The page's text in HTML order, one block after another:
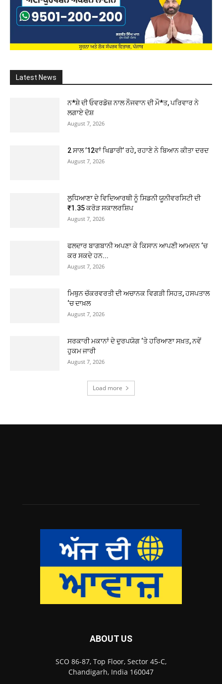
Latest News
ਨ*ਸ਼ੇ ਦੀ ਓਵਰਡੋਜ਼ ਨਾਲ ਨੌਜਵਾਨ ਦੀ ਮੌ*ਤ, ਪਰਿਵਾਰ ਨੇ
ਲਗਾਏ ਦੋਸ਼
August 7, 2026
2 ਸਾਲ ’12ਵਾਂ ਖਿਡਾਰੀ’ ਰਹੇ, ਰਹਾਣੇ ਨੇ ਬਿਆਨ ਕੀਤਾ ਦਰਦ
August 7, 2026
ਲੁਧਿਆਣਾ ਦੇ ਵਿਦਿਆਰਥੀ ਨੂੰ ਸਿਡਨੀ ਯੂਨੀਵਰਸਿਟੀ ਦੀ
₹1.35 ਕਰੋੜ ਸਕਾਲਰਸ਼ਿਪ
August 7, 2026
ਫਲਦਾਰ ਬਾਗਬਾਨੀ ਅਪਣਾ ਕੇ ਕਿਸਾਨ ਆਪਣੀ ਆਮਦਨ ‘ਚ
ਕਰ ਸਕਦੇ ਹਨ...
August 7, 2026
ਮਿਥੁਨ ਚੱਕਰਵਰਤੀ ਦੀ ਅਚਾਨਕ ਵਿਗੜੀ ਸਿਹਤ, ਹਸਪਤਾਲ
‘ਚ ਦਾਖ਼ਲ
August 7, 2026
ਸਰਕਾਰੀ ਮਕਾਨਾਂ ਦੇ ਦੁਰਪਯੋਗ ‘ਤੇ ਹਰਿਆਣਾ ਸਖ਼ਤ, ਨਵੇਂ
ਹੁਕਮ ਜਾਰੀ
August 7, 2026
Load more
ABOUT US
SCO 86-87, Top Floor, Sector 45-C,
Chandigarh, India 160047